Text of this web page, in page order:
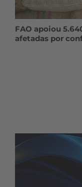
FAO apoiou
afetadas por